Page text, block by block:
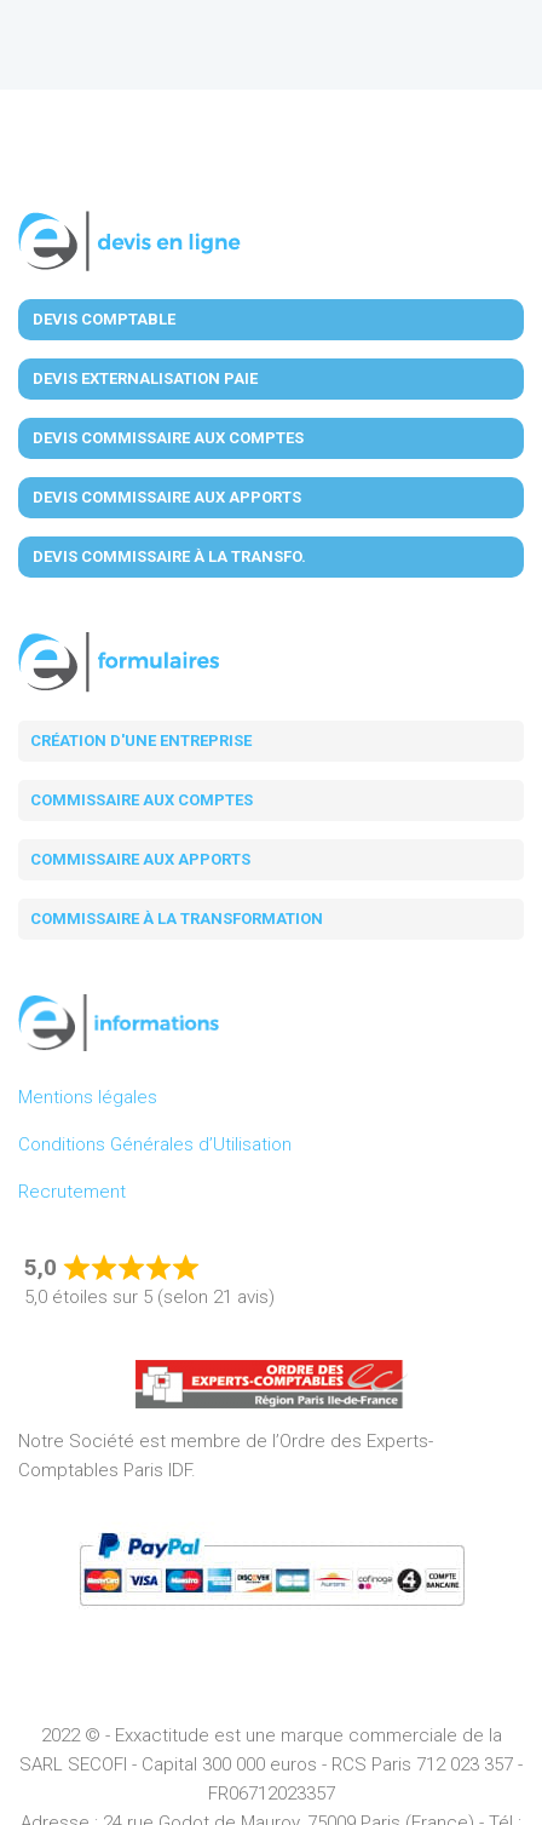
DEVIS COMPTABLE
DEVIS EXTERNALISATION PAIE
DEVIS COMMISSAIRE AUX COMPTES
DEVIS COMMISSAIRE AUX APPORTS
DEVIS COMMISSAIRE À LA TRANSFO.
CRÉATION D'UNE ENTREPRISE
COMMISSAIRE AUX COMPTES
COMMISSAIRE AUX APPORTS
COMMISSAIRE À LA TRANSFORMATION
Mentions légales
Conditions Générales d’Utilisation
Recrutement
5,0
Rated
5,0
of
5
5,0 étoiles sur 5 (selon 21 avis)
Notre Société est membre de l’Ordre des Experts-
Comptables Paris IDF.
2022 © - Exxactitude est une marque commerciale de la
SARL SECOFI - Capital 300 000 euros - RCS Paris 712 023 357 -
FR06712023357